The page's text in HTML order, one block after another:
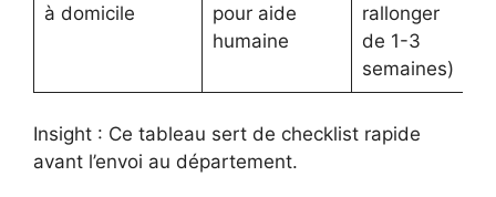
à domicile
pour aide
humaine
rallonger
de 1-3
semaines)
Insight : Ce tableau sert de checklist rapide
avant l’envoi au département.